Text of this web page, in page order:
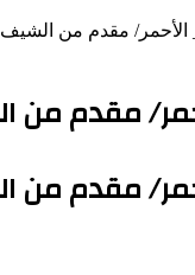
الأحمر/ مقدم من
مقدم
مقدم